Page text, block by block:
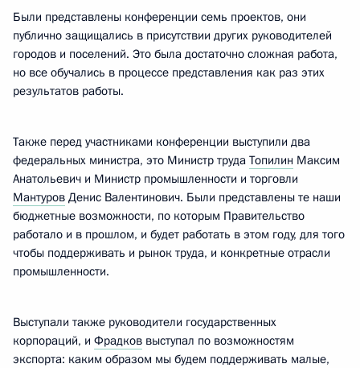
Были представлены конференции семь проектов, они
публично защищались в присутствии других руководителей
городов и поселений. Это была достаточно сложная работа,
но все обучались в процессе представления как раз этих
результатов работы.
Также перед участниками конференции выступили два
федеральных министра, это Министр труда Топилин Максим
Анатольевич и Министр промышленности и торговли
Мантуров Денис Валентинович. Были представлены те наши
бюджетные возможности, по которым Правительство
работало и в прошлом, и будет работать в этом году, для того
чтобы поддерживать и рынок труда, и конкретные отрасли
промышленности.
Выступали также руководители государственных
корпораций, и Фрадков выступал по возможностям
экспорта: каким образом мы будем поддерживать малые,